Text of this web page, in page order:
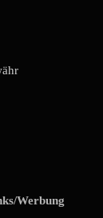
Werbung